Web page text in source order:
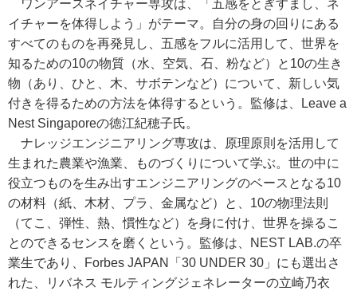
ワンアースネイチャー専攻は、「五感をとぎすまし、ネ
イチャーを体得しよう」がテーマ。自分の身の回りにある
すべてのものを再発見し、五感をフルに活用して、世界を
知るための10の物質（水、空気、石、粉など）と10の生き
物（あり、ひと、木、サボテンなど）について、新しい気
付きを得るための方法を体得するという。監修は、Leave a
Nest Singaporeの徳江紀穂子氏。
ナレッジエンジニアリング専攻は、原理原則を活用して
生まれた農業や漁業、ものづくりについて学ぶ。世の中に
役立つものを生み出すエンジニアリングのベースとなる10
の材料（紙、木材、プラ、金属など）と、10の物理法則
（てこ、弾性、熱、慣性など）を身に付け、世界を操るこ
とのできるセンスを磨くという。監修は、NEST LAB.の卒
業生であり、Forbes JAPAN「30 UNDER 30」にも選出さ
れた、リバネス モルティングジェネレーターの立崎乃衣